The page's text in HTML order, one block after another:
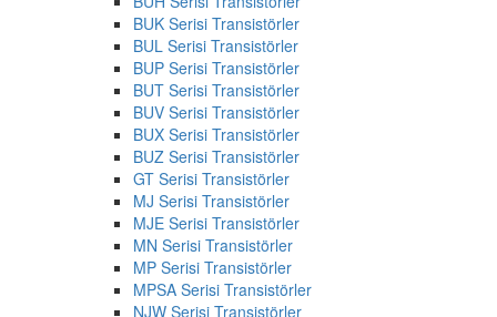
BUK Serisi Transistörler
BUL Serisi Transistörler
BUP Serisi Transistörler
BUT Serisi Transistörler
BUV Serisi Transistörler
BUX Serisi Transistörler
BUZ Serisi Transistörler
GT Serisi Transistörler
MJ Serisi Transistörler
MJE Serisi Transistörler
MN Serisi Transistörler
MP Serisi Transistörler
MPSA Serisi Transistörler
NJW Serisi Transistörler